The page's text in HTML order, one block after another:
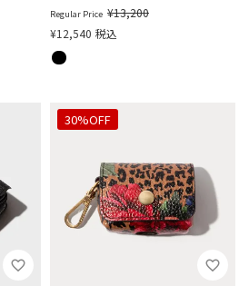
Regular Price ¥13,200
¥12,540 税込
30%OFF